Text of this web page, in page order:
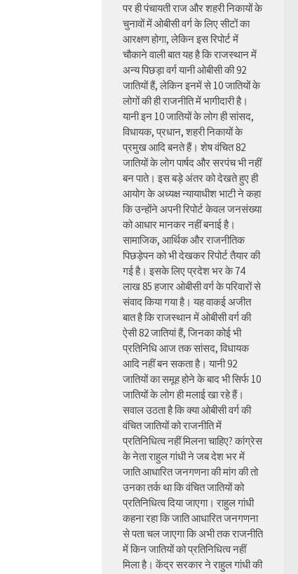
पर ही पंचायती राज और शहरी निकायों के
चुनावों में ओबीसी वर्ग के लिए सीटों का
आरक्षण होगा, लेकिन इस रिपोर्ट में
चौकाने वाली बात यह है कि राजस्थान में
अन्य पिछड़ा वर्ग यानी ओबीसी की 92
जातियों हैं, लेकिन इनमें से 10 जातियों के
लोगों की ही राजनीति में भागीदारी है।
यानी इन 10 जातियों के लोग ही सांसद,
विधायक, प्रधान, शहरी निकायों के
प्रमुख आदि बनते हैं। शेष वंचित 82
जातियों के लोग पार्षद और सरपंच भी नहीं
बन पाते। इस बड़े अंतर को देखते हुए ही
आयोग के अध्यक्ष न्यायाधीश भाटी ने कहा
कि उन्होंने अपनी रिपोर्ट केवल जनसंख्या
को आधार मानकर नहीं बनाई है।
सामाजिक, आर्थिक और राजनीतिक
पिछड़ेपन को भी देखकर रिपोर्ट तैयार की
गई है। इसके लिए प्रदेश भर के 74
लाख 85 हजार ओबीसी वर्ग के परिवारों से
संवाद किया गया है। यह वाकई अजीत
बात है कि राजस्थान में ओबीसी वर्ग की
ऐसी 82 जातियां हैं, जिनका कोई भी
प्रतिनिधि आज तक सांसद, विधायक
आदि नहीं बन सकता है। यानी 92
जातियों का समूह होने के बाद भी सिर्फ 10
जातियों के लोग ही मलाई खा रहे हैं।
सवाल उठता है कि क्या ओबीसी वर्ग की
वंचित जातियों को राजनीति में
प्रतिनिधित्व नहीं मिलना चाहिए? कांग्रेस
के नेता राहुल गांधी ने जब देश भर में
जाति आधारित जनगणना की मांग की तो
उनका तर्क था कि वंचित जातियों को
प्रतिनिधित्व दिया जाएगा। राहुल गांधी
कहना रहा कि जाति आधारित जनगणना
से पता चल जाएगा कि अभी तक राजनीति
में किन जातियों को प्रतिनिधित्व नहीं
मिला है। केंद्र सरकार ने राहुल गांधी की